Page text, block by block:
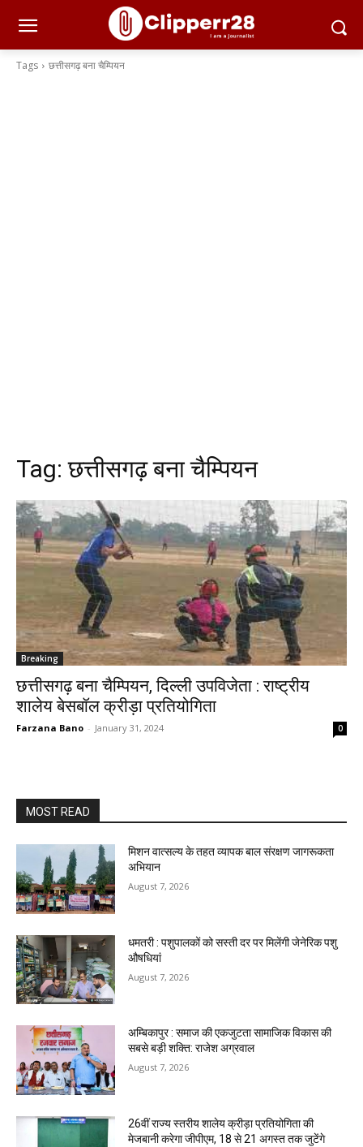
Tags छत्तीसगढ़ बना चैम्पियन
Tag:छत्तीसगढ़ बना चैम्पियन
Breaking
छत्तीसगढ़ बना चैम्पियन, दिल्ली उपविजेता : राष्ट्रीय
शालेय बेसबॉल क्रीड़ा प्रतियोगिता
Farzana Bano - January 31, 2024 0
MOST READ
मिशन वात्सल्य के तहत व्यापक बाल संरक्षण जागरूकता
अभियान
August 7, 2026
धमतरी : पशुपालकों को सस्ती दर पर मिलेंगी जेनेरिक पशु
औषधियां
August 7, 2026
अम्बिकापुर : समाज की एकजुटता सामाजिक विकास की
सबसे बड़ी शक्ति: राजेश अग्रवाल
August 7, 2026
26वीं राज्य स्तरीय शालेय क्रीड़ा प्रतियोगिता की
मेजबानी करेगा जीपीएम, 18 से 21 अगस्त तक जुटेंगे